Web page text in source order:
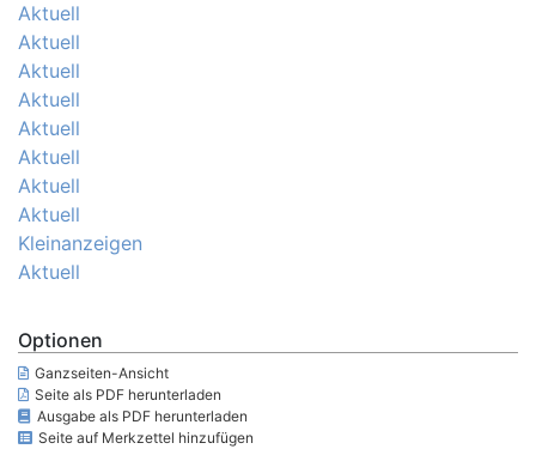
Aktuell
Aktuell
Aktuell
Aktuell
Aktuell
Aktuell
Aktuell
Aktuell
Kleinanzeigen
Aktuell
Optionen
Ganzseiten-Ansicht
Seite als PDF herunterladen
Ausgabe als PDF herunterladen
Seite auf Merkzettel hinzufügen